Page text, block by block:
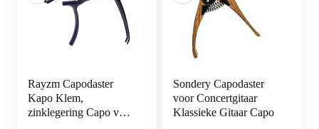
Rayzm Capodaster
Kapo Klem,
zinklegering Capo voor
Sondery Capodaster
voor Concertgitaar
Klassieke Gitaar Capo